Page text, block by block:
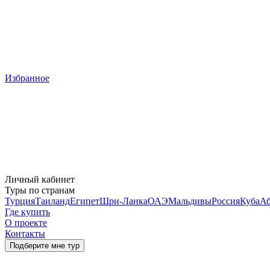
Избранное
Личный кабинет
Туры по странам
ТурцияТаиландЕгипетШри-ЛанкаОАЭМальдивыРоссияКуба
Где купить
О проекте
Контакты
Подберите мне тур